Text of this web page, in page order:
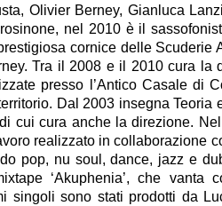
Olivier Berney, Gianluca
nel 2010 è il
cornice delle Scuderie
Tra il 2008 e il 2010 cura la
presso l’Antico Casale di
Dal 2003 insegna Teoria
cui cura anche la direzione.
realizzato in collaborazione
pop, nu soul, dance, jazz e
‘Akuphenia’, che vanta
sono stati prodotti da